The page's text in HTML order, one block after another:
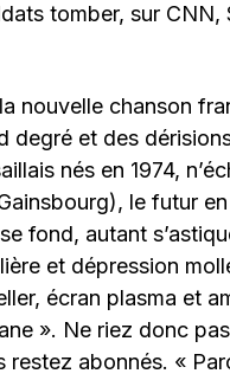
tomber, sur
nouvelle chanson
degré et des
nés en 1974,
le futur
fond, autant
et dépression
écran plasma et
». Ne riez donc
restez abonnés. «